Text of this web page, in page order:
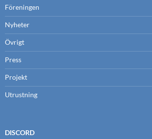
Föreningen
Nyheter
Övrigt
Press
Projekt
Utrustning
DISCORD